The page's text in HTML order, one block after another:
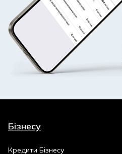
Бізнесу
Кредити Бізнесу